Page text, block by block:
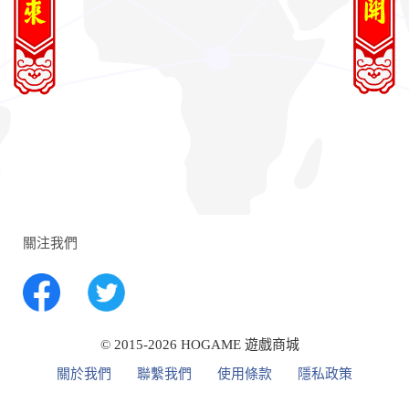
關注我們
© 2015-2026 HOGAME 遊戲商城
關於我們
聯繫我們 使用條款 隱私政策